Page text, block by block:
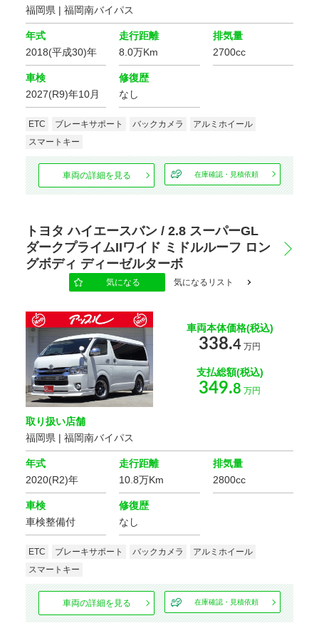
福岡県 | 福岡南バイパス
年式
2018(平成30)年
走行距離
8.0万Km
排気量
2700cc
車検
2027(R9)年10月
修復歴
なし
ETC ブレーキサポート バックカメラ
アルミホイール
スマートキー
車両の詳細を見る 在庫確認・見積依頼
トヨタ ハイエースバン / 2.8 スーパーGL
ダークプライムIIワイド ミドルルーフ ロン
グボディ ディーゼルターボ
気になる 気になるリスト
車両本体価格(税込)
338.4 万円
支払総額(税込)
349.8 万円
取り扱い店舗
福岡県 | 福岡南バイパス
年式
2020(R2)年
走行距離
10.8万Km
排気量
2800cc
車検
車検整備付
修復歴
なし
ETC ブレーキサポート バックカメラ
アルミホイール
スマートキー
車両の詳細を見る 在庫確認・見積依頼